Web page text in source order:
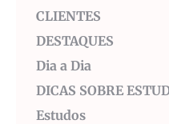
CLIENTES
DESTAQUES
Dia a Dia
DICAS SOBRE
Estudos